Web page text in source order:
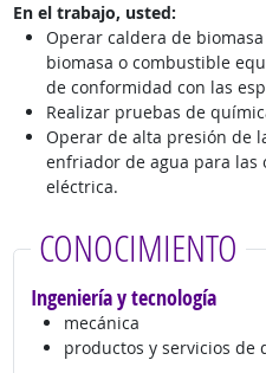
En el trabajo, usted:
Operar caldera de
biomasa o combustible
de conformidad con las
Realizar pruebas de
Operar de alta presión de
enfriador de agua para las
eléctrica.
CONOCIMIENTO
Ingeniería y tecnología
mecánica
productos y servicios de